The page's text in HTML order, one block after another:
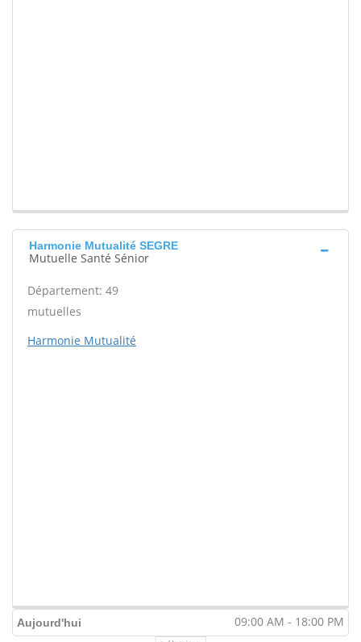
Harmonie Mutualité SEGRE
Mutuelle Santé Sénior
Département: 49
mutuelles
Harmonie Mutualité
Aujourd'hui 09:00 AM - 18:00 PM